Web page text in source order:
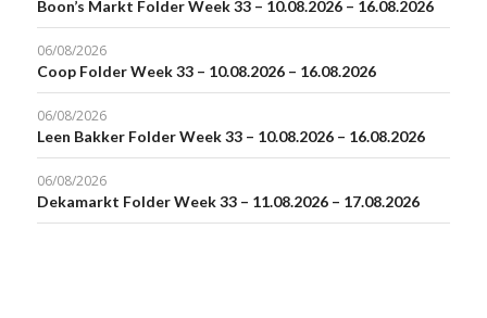
Boon’s Markt Folder Week 33 – 10.08.2026 – 16.08.2026
06/08/2026
Coop Folder Week 33 – 10.08.2026 – 16.08.2026
06/08/2026
Leen Bakker Folder Week 33 – 10.08.2026 – 16.08.2026
06/08/2026
Dekamarkt Folder Week 33 – 11.08.2026 – 17.08.2026